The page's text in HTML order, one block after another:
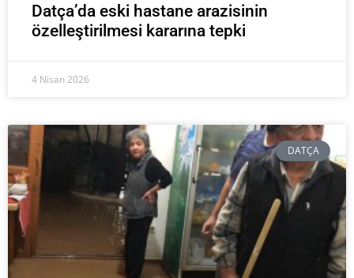
Datça’da eski hastane arazisinin
özelleştirilmesi kararına tepki
4 Nisan 2026
DATÇA